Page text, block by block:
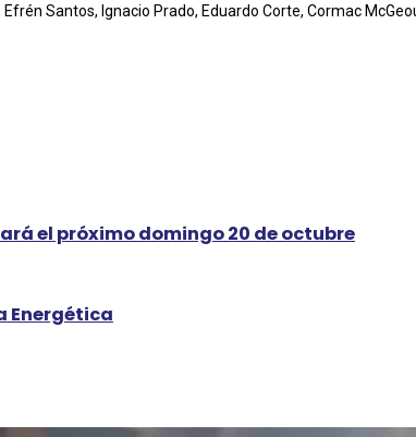
Santos, Ignacio Prado, Eduardo Corte, Cormac
el próximo domingo 20 de octubre
Energética